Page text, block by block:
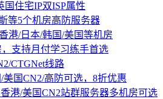
住宅IP双ISP属性
等5个机房高防服务器
港/日本/韩国/美国等机房
支持月付学习练手首选
CTGNet线路
国CN2/高防可选，8折优惠
港/美国CN2站群服务器多机房可选